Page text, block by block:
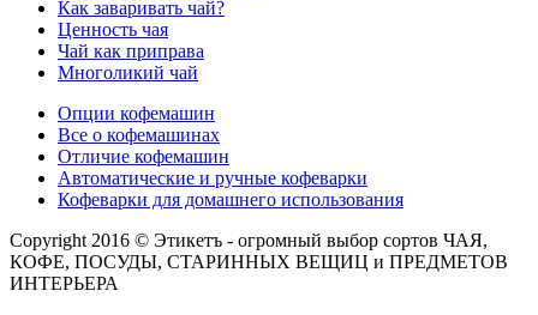
Как заваривать чай?
Ценность чая
Чай как приправа
Многоликий чай
Опции кофемашин
Все о кофемашинах
Отличие кофемашин
Автоматические и ручные кофеварки
Кофеварки для домашнего использования
Copyright 2016 © Этикетъ - огромный выбор сортов ЧАЯ,
КОФЕ, ПОСУДЫ, СТАРИННЫХ ВЕЩИЦ и ПРЕДМЕТОВ
ИНТЕРЬЕРА